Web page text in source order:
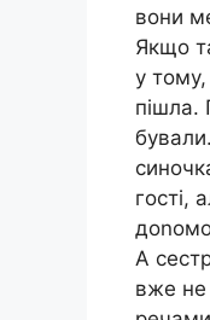
вони
Якщо
у
пішла.
гості,
А
вже не